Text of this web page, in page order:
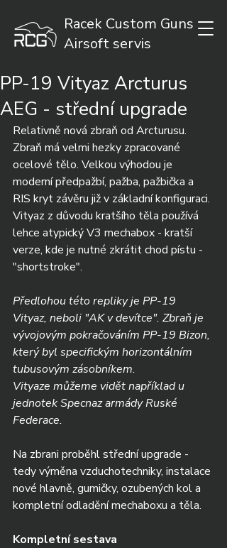
Racek Custom Guns
Airsoft servis
PP-19 Vityaz Arcturus
AEG - střední upgrade
Relativně nová zbraň od Arcturusu.
Zbraň má velmi hezky zpracované
ocelové tělo. Velkou výhodou je
moderní předpažbí, pažba, pažbička a
RIS kryt závěru již v základní konfiguraci.
Vityaz z důvodu kratšího těla používá
lehce atypický V3 mechabox - kratší
verze, kde je nutné zkrátit chod pístu -
"shortstroke".
Předlohou této repliky je PP-19
Vityaz, neboli "AK v devítce". Zbraň je
vývojovým pokračováním PP-19 Bizon,
který byl specifickým horizontálním
tubusovým zásobníkem.
Vityaze můžeme vidět například u
jednotek Specnaz armády Ruské
Federace.
Na zbrani proběhl střední upgrade -
tedy výměna vzduchotechniky, instalace
nové hlavně, gumičky, ozubených kol a
kompletní odladění mechaboxu a těla.
Kompletní sestava